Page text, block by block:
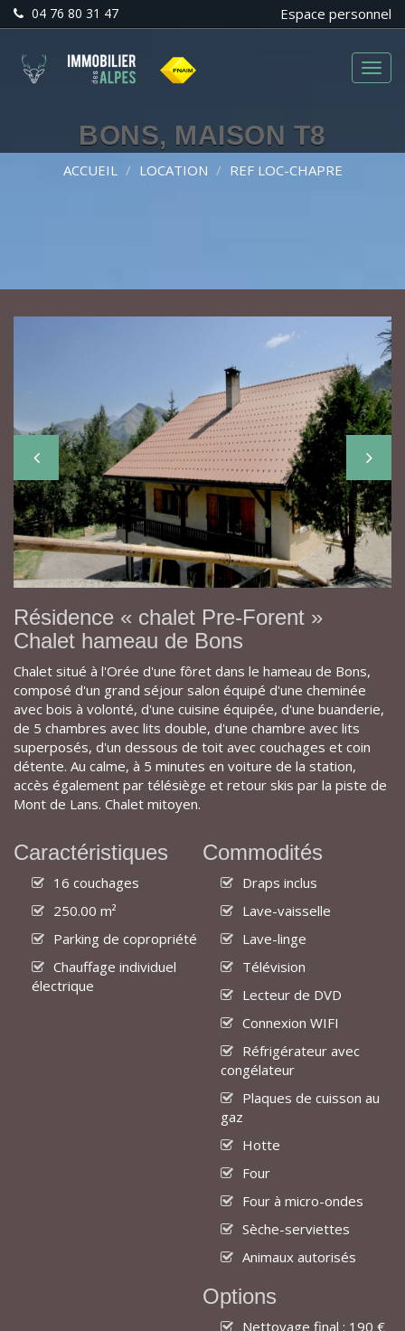
04 76 80 31 47 Espace personnel
Menu
BONS, MAISON T8
ACCUEIL LOCATION REF LOC-CHAPRE
Résidence « chalet Pre-Forent »
Chalet hameau de Bons
Chalet situé à l'Orée d'une fôret dans le hameau de Bons,
composé d'un grand séjour salon équipé d'une cheminée
avec bois à volonté, d'une cuisine équipée, d'une buanderie,
de 5 chambres avec lits double, d'une chambre avec lits
superposés, d'un dessous de toit avec couchages et coin
détente. Au calme, à 5 minutes en voiture de la station,
accès également par télésiège et retour skis par la piste de
Mont de Lans. Chalet mitoyen.
Caractéristiques
16 couchages
250.00 m²
Parking de copropriété
Chauffage individuel
électrique
Commodités
Draps inclus
Lave-vaisselle
Lave-linge
Télévision
Lecteur de DVD
Connexion WIFI
Réfrigérateur avec
congélateur
Plaques de cuisson au
gaz
Hotte
Four
Four à micro-ondes
Sèche-serviettes
Animaux autorisés
Options
Nettoyage final : 190 €